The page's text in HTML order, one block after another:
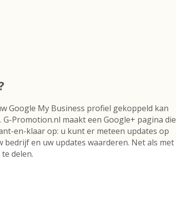
Google My Business profiel gekoppeld kan
Promotion.nl maakt een Google+ pagina die
en-klaar op: u kunt er meteen updates op
en uw updates waarderen. Net als met
delen.